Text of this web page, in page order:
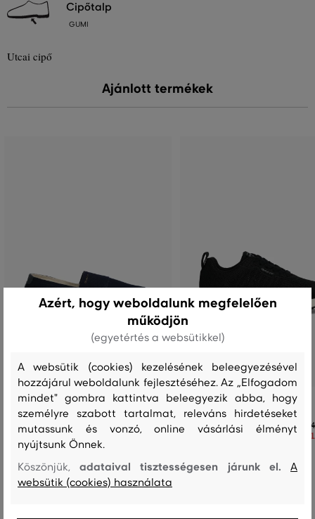
cipőtalp
GUMI
Utcai cipő
Ajánlott termékek
ESPADRILLES GANT RAFFIAVILLE
32 990 Ft
23 090 Ft
Elérhető méretek:
37, 38 , 39 , 40 +2 további
SPORTCIPŐ GANT BEVINDA
+1
36 , 37, 38, 39 +2 további
Azért, hogy weboldalunk megfelelően
működjön
(egyetértés a websütikkel)
A websütik (cookies) kezelésének beleegyezésével
hozzájárul weboldalunk fejlesztéséhez. Az „Elfogadom
mindet" gombra kattintva beleegyezik abba, hogy
személyre szabott tartalmat, releváns hirdetéseket
mutassunk és vonzó, online vásárlási élményt
nyújtsunk Önnek.
Köszönjük,adataival tisztességesen járunk el.A
websütik (cookies) használata